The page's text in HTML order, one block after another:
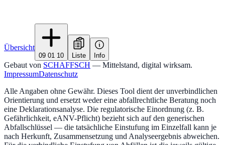
Übersicht
09 01 10 Liste Info
Gebaut von SCHAFFSCH — Mittelstand, digital wirksam.
ImpressumDatenschutz
Alle Angaben ohne Gewähr. Dieses Tool dient der unverbindlichen
Orientierung und ersetzt weder eine abfallrechtliche Beratung noch
eine Deklarationsanalyse. Die regulatorische Einordnung (z. B.
Gefährlichkeit, eANV-Pflicht) bezieht sich auf den generischen
Abfallschlüssel — die tatsächliche Einstufung im Einzelfall kann je
nach Herkunft, Zusammensetzung und Analyseergebnis abweichen.